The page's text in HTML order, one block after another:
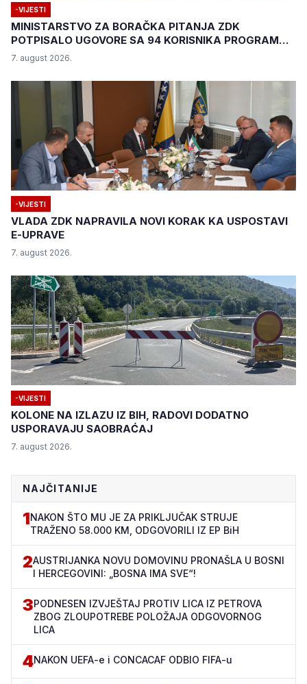
-VIJESTI
MINISTARSTVO ZA BORAČKA PITANJA ZDK
POTPISALO UGOVORE SA 94 KORISNIKA PROGRAMA
"BIZNIS PLUS"
7. august 2026.
-VIJESTI
VLADA ZDK NAPRAVILA NOVI KORAK KA USPOSTAVI
E-UPRAVE
7. august 2026.
-VIJESTI
KOLONE NA IZLAZU IZ BIH, RADOVI DODATNO
USPORAVAJU SAOBRAĆAJ
7. august 2026.
NAJČITANIJE
1NAKON ŠTO MU JE ZA PRIKLJUČAK STRUJE
TRAŽENO 58.000 KM, ODGOVORILI IZ EP BiH
2AUSTRIJANKA NOVU DOMOVINU PRONAŠLA U BOSNI
I HERCEGOVINI: „BOSNA IMA SVE“!
3PODNESEN IZVJEŠTAJ PROTIV LICA IZ PETROVA
ZBOG ZLOUPOTREBE POLOŽAJA ODGOVORNOG
LICA
4NAKON UEFA-e i CONCACAF ODBIO FIFA-u